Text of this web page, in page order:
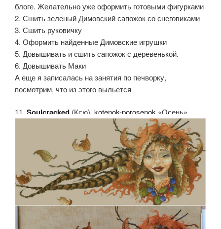
блоге. Желательно уже оформить готовыми фигурками
2. Сшить зеленый Димовский сапожок со снеговиками
3. Сшить руковичку
4. Оформить найденные Димовские игрушки
5. Довышивать и сшить сапожок с деревенькой.
6. Довышивать Маки
А еще я записалась на занятия по печворку,
посмотрим, что из этого выльется
11. Soulcracked (Ксю). kotenok-porosenok «Осень»